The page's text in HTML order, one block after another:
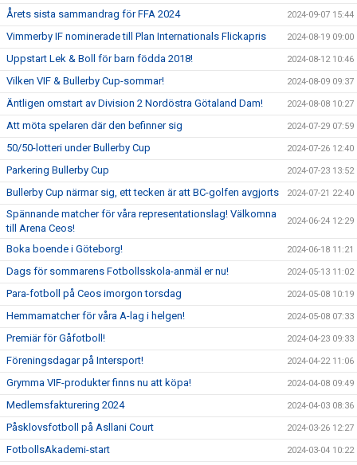
Årets sista sammandrag för FFA 2024 2024-09-07 15:44
Vimmerby IF nominerade till Plan Internationals Flickapris 2024-08-19 09:00
Uppstart Lek & Boll för barn födda 2018! 2024-08-12 10:46
Vilken VIF & Bullerby Cup-sommar! 2024-08-09 09:37
Äntligen omstart av Division 2 Nordöstra Götaland Dam! 2024-08-08 10:27
Att möta spelaren där den befinner sig 2024-07-29 07:59
50/50-lotteri under Bullerby Cup 2024-07-26 12:40
Parkering Bullerby Cup 2024-07-23 13:52
Bullerby Cup närmar sig, ett tecken är att BC-golfen avgjorts 2024-07-21 22:40
Spännande matcher för våra representationslag! Välkomna
till Arena Ceos!
2024-06-24 12:29
Boka boende i Göteborg! 2024-06-18 11:21
Dags för sommarens Fotbollsskola-anmäl er nu! 2024-05-13 11:02
Para-fotboll på Ceos imorgon torsdag 2024-05-08 10:19
Hemmamatcher för våra A-lag i helgen! 2024-05-08 07:33
Premiär för Gåfotboll! 2024-04-23 09:33
Föreningsdagar på Intersport! 2024-04-22 11:06
Grymma VIF-produkter finns nu att köpa! 2024-04-08 09:49
Medlemsfakturering 2024 2024-04-03 08:36
Påsklovsfotboll på Asllani Court 2024-03-26 12:27
FotbollsAkademi-start 2024-03-04 10:22